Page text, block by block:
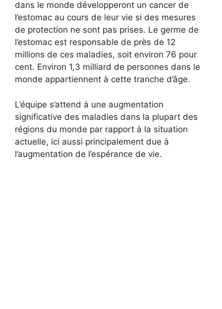
dans le monde développeront un cancer de
l’estomac au cours de leur vie si des mesures
de protection ne sont pas prises. Le germe de
l’estomac est responsable de près de 12
millions de ces maladies, soit environ 76 pour
cent. Environ 1,3 milliard de personnes dans le
monde appartiennent à cette tranche d’âge.
L’équipe s’attend à une augmentation
significative des maladies dans la plupart des
régions du monde par rapport à la situation
actuelle, ici aussi principalement due à
l’augmentation de l’espérance de vie.